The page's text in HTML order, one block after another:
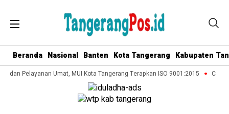
Beranda Nasional Banten Kota Tangerang Kabupaten
dan Pelayanan Umat, MUI Kota Tangerang Terapkan ISO 9001:2015